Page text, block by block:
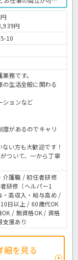
とも可能で、65歳以
す〇求人が気になる
料老人ホームでの介
ームの求人＞
円
10
務です。
の生活全般に関わる
ションなど
度があるのでキャリ
い方も大歓迎です！
ついて、一から丁寧
介護職 / 初任者研修
研修（ヘルパー1
高収入・給与高め /
日以上 / 60歳代OK
/ 無資格OK / 資格
援あり
細を見る